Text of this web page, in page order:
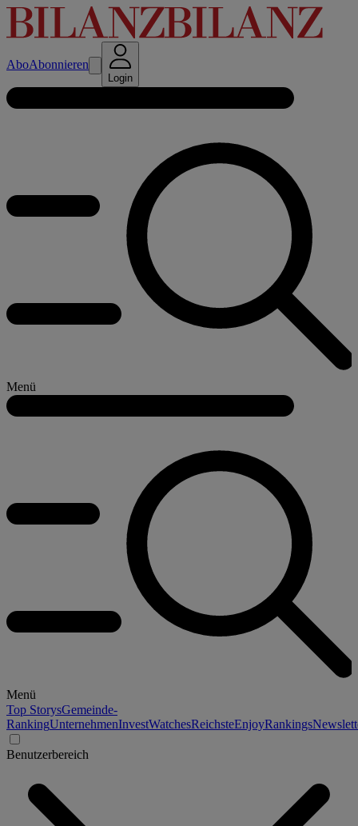
AboAbonnieren
Login
Menü
Menü
Top StorysGemeinde-
RankingUnternehmenInvestWatchesReichsteEnjoyRankings
Benutzerbereich